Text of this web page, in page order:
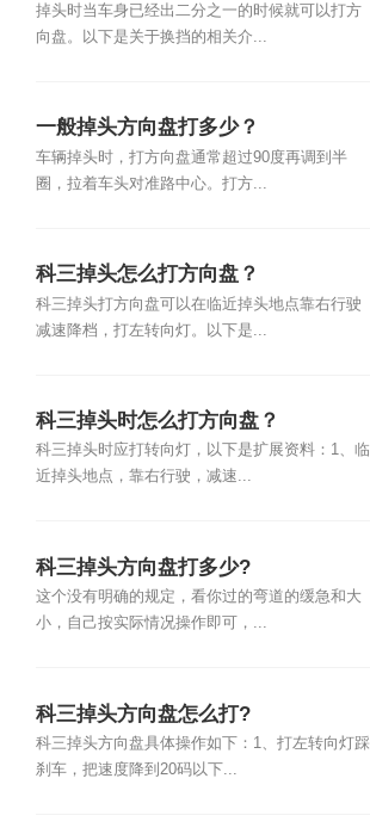
掉头时当车身已经出二分之一的时候就可以打方
向盘。以下是关于换挡的相关介...
一般掉头方向盘打多少？
车辆掉头时，打方向盘通常超过90度再调到半
圈，拉着车头对准路中心。打方...
科三掉头怎么打方向盘？
科三掉头打方向盘可以在临近掉头地点靠右行驶
减速降档，打左转向灯。以下是...
科三掉头时怎么打方向盘？
科三掉头时应打转向灯，以下是扩展资料：1、临
近掉头地点，靠右行驶，减速...
科三掉头方向盘打多少?
这个没有明确的规定，看你过的弯道的缓急和大
小，自己按实际情况操作即可，...
科三掉头方向盘怎么打?
科三掉头方向盘具体操作如下：1、打左转向灯踩
刹车，把速度降到20码以下...